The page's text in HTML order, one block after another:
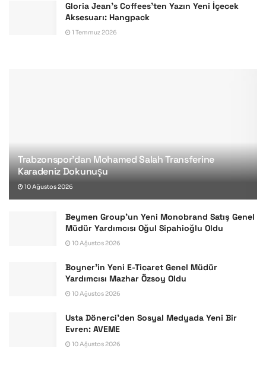
Gloria Jean’s Coffees’ten Yazın Yeni İçecek
Aksesuarı: Hangpack
1 Temmuz 2026
Trabzonspor’dan Mohamed Salah Transferine
Karadeniz Dokunuşu
10 Ağustos 2026
Beymen Group’un Yeni Monobrand Satış Genel
Müdür Yardımcısı Oğul Sipahioğlu Oldu
10 Ağustos 2026
Boyner’in Yeni E-Ticaret Genel Müdür
Yardımcısı Mazhar Özsoy Oldu
10 Ağustos 2026
Usta Dönerci’den Sosyal Medyada Yeni Bir
Evren: AVEME
10 Ağustos 2026